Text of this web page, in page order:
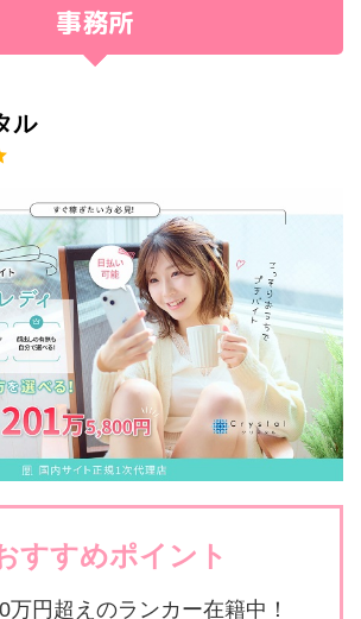
事務所
ル
すすめポイント
万円超えのランカー在籍中！